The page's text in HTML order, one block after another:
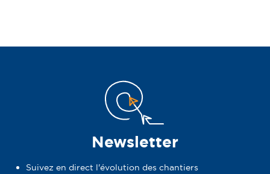
Newsletter
Suivez en direct l'évolution des chantiers